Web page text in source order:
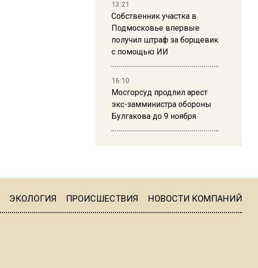
13:21
Собственник участка в
Подмосковье впервые
получил штраф за борщевик
с помощью ИИ
16:10
Мосгорсуд продлил арест
экс-замминистра обороны
Булгакова до 9 ноября
16:19
ЭКОЛОГИЯ ПРОИСШЕСТВИЯ НОВОСТИ КОМПАНИЙ